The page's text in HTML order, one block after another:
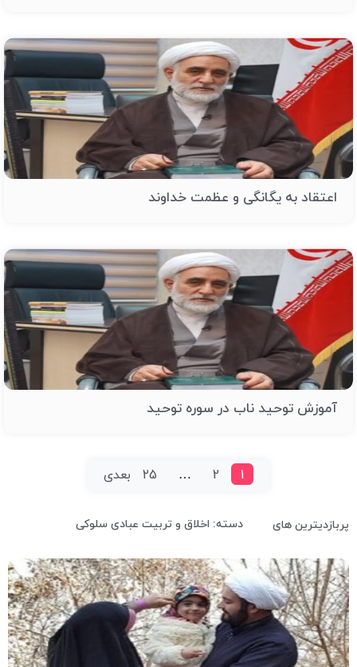
اعتقاد به یگانگی و عظمت خداوند
آموزش توحید ناب در سوره توحید
…
25 بعدی
پربازدیترین های دسته: اخلاق و تربیت عبادی سلوکی